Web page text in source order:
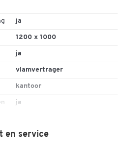
ja
1200 x 1000
ja
vlamvertrager
kantoor
ja
harde vloer
en service